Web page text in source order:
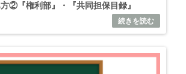
②『権利部』・『共同担保目録』